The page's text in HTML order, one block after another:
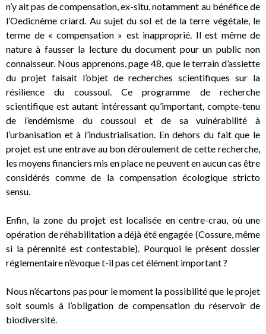
n’y ait pas de compensation, ex-situ, notamment au bénéfice de
l’Oedicnème criard. Au sujet du sol et de la terre végétale, le
terme de « compensation » est inapproprié. Il est même de
nature à fausser la lecture du document pour un public non
connaisseur. Nous apprenons, page 48, que le terrain d’assiette
du projet faisait l’objet de recherches scientifiques sur la
résilience du coussoul. Ce programme de recherche
scientifique est autant intéressant qu’important, compte-tenu
de l’endémisme du coussoul et de sa vulnérabilité à
l’urbanisation et à l’industrialisation. En dehors du fait que le
projet est une entrave au bon déroulement de cette recherche,
les moyens financiers mis en place ne peuvent en aucun cas être
considérés comme de la compensation écologique stricto
sensu.
Enfin, la zone du projet est localisée en centre-crau, où une
opération de réhabilitation a déjà été engagée (Cossure, même
si la pérennité est contestable). Pourquoi le présent dossier
réglementaire n’évoque t-il pas cet élément important ?
Nous n’écartons pas pour le moment la possibilité que le projet
soit soumis à l’obligation de compensation du réservoir de
biodiversité.